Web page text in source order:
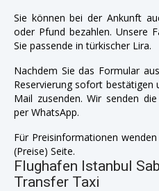
Sie können bei der Ankunft
oder Pfund bezahlen. Unsere
Sie passende in türkischer Lira.
Nachdem Sie das Formular
Reservierung sofort bestätigen
Mail zusenden. Wir senden
per WhatsApp.
Für Preisinformationen
(Preise) Seite.
Flughafen Istanbul
Transfer Taxi